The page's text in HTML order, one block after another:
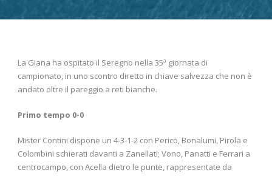
La Giana ha ospitato il Seregno nella 35ª giornata di
campionato, in uno scontro diretto in chiave salvezza che non è
andato oltre il pareggio a reti bianche.
Primo tempo 0-0
Mister Contini dispone un 4-3-1-2 con Perico, Bonalumi, Pirola e
Colombini schierati davanti a Zanellati; Vono, Panatti e Ferrari a
centrocampo, con Acella dietro le punte, rappresentate da